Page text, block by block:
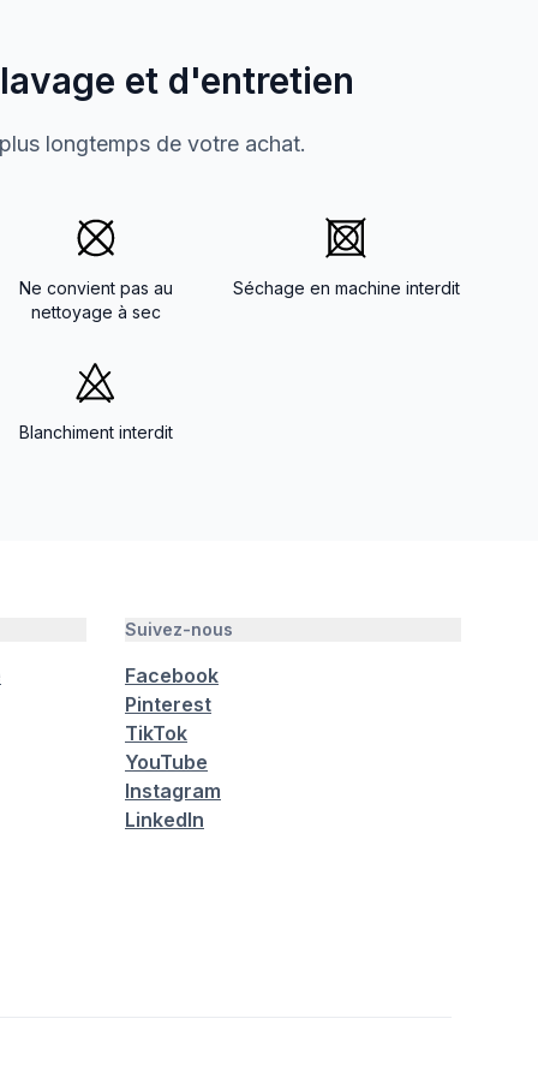
et d'entretien
longtemps de votre achat.
Ne convient pas au
nettoyage à sec
Séchage en machine interdit
Blanchiment interdit
Suivez-nous
Facebook
Pinterest
TikTok
YouTube
Instagram
LinkedIn